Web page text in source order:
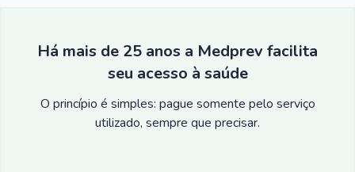
Há mais de 25 anos a Medprev facilita
seu acesso à saúde
O princípio é simples: pague somente pelo serviço
utilizado, sempre que precisar.